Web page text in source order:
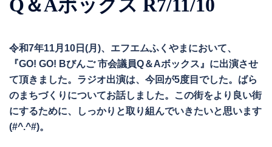
Q＆Aボックス R7/11/10
令和7年11月10日(月)、エフエムふくやまにおいて、
『GO! GO! Bびんご 市会議員Q＆Aボックス』に出演させ
て頂きました。ラジオ出演は、今回が5度目でした。ばら
のまちづくりについてお話しました。この街をより良い街
にするために、しっかりと取り組んでいきたいと思います
(#^.^#)。